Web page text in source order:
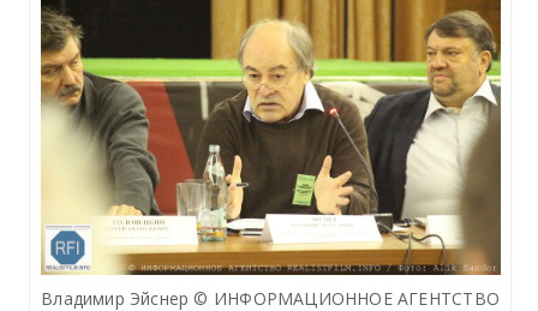
Владимир Эйснер © ИНФОРМАЦИОННОЕ АГЕНТСТВО